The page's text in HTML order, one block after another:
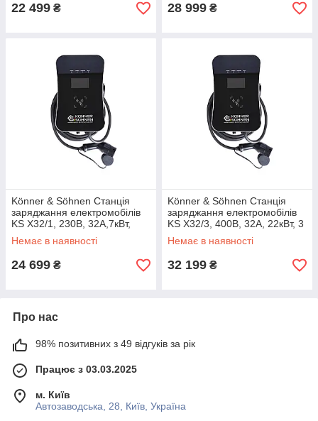
22 499 ₴ 28 999 ₴
Könner & Söhnen Станція
заряджання електромобілів
KS X32/1, 230В, 32А,7кВт,
Type 2, IP54, 12кг
Немає в наявності
24 699 ₴
Könner & Söhnen Станція
заряджання електромобілів
KS X32/3, 400В, 32А, 22кВт, 3
Фази, Type 2, IP54, 12кг
Немає в наявності
32 199 ₴
Про нас
98% позитивних з 49 відгуків за рік
Працює з 03.03.2025
м. Київ
Автозаводська, 28, Київ, Україна